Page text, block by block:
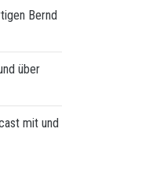
Bernd
über
mit und